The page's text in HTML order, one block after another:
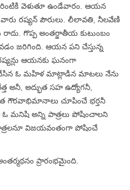
వెళుతూ ఉండేవారం. ఆయన
రష్యన్ పౌరులు. లీలావతి, నీలవేణి
రాదు. గొప్ప అంతర్జాతీయ కుటుంబం
జరిగింది. ఆయన పని చేస్తున్న
ఆయనకు ఘనంగా
ఓ మహిళ మాట్లాడిన మాటలు నేను
అనీ, అద్భుత సహ ఉద్యోగనీ,
గౌరవాభిమానాలు చూపించే భర్తనీ
ఓ మనిషి అన్ని పాత్రలు పోషించాలని
విజయవంతంగా పోషించే
ప్రారంభమైంది.